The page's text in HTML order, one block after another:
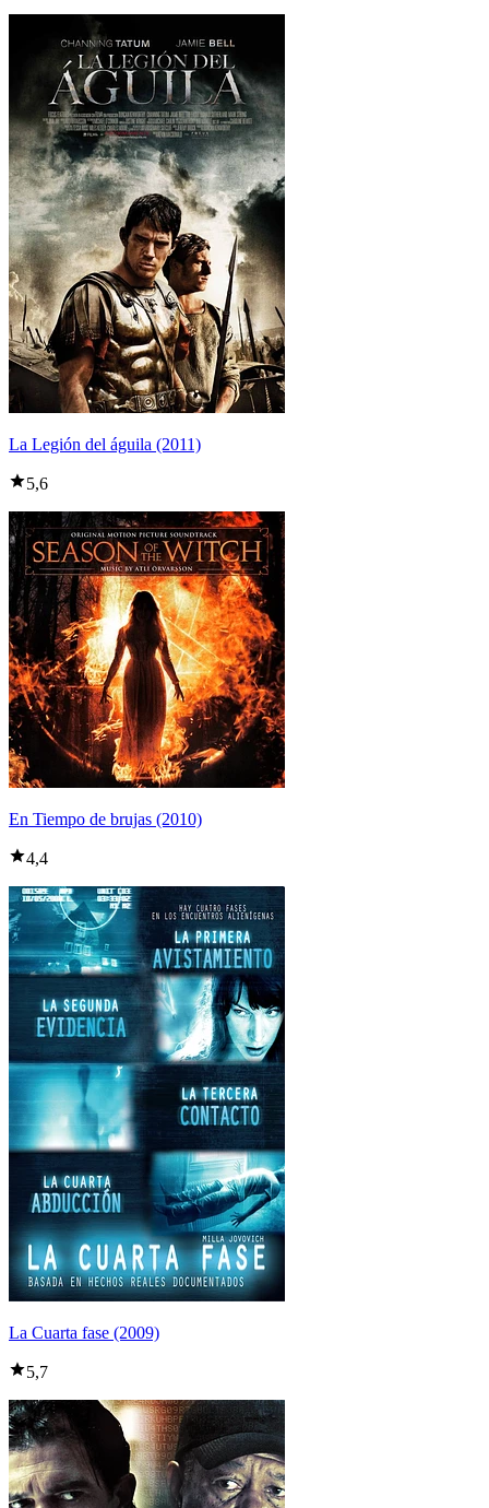
La Legión del águila (2011)
5,6
En Tiempo de brujas (2010)
4,4
La Cuarta fase (2009)
5,7